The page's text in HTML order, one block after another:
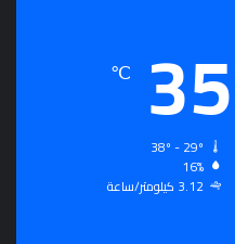
35
℃
16%
3.12 كيلومتر/ساعة